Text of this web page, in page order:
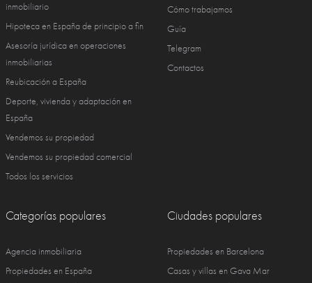
inmobiliario
Hipoteca en España de principio a fin
Asesoría jurídica en operaciones
inmobiliarias
Reubicación a España
Deporte, vivienda y adaptación en
España
Vendemos su propiedad
Vendemos su propiedad comercial
Todos los servicios
Cómo trabajamos
Guía
Telegram
Contactos
Categorías populares
Agencia inmobiliaria
Propiedades en España
Ciudades populares
Propiedades en Barcelona
Casas y villas en Gava Mar